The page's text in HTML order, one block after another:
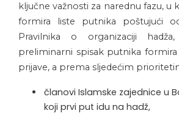
ključne važnosti za narednu fazu, u
formira liste putnika poštujući
Pravilnika o organizaciji
preliminarni spisak putnika
prijave, a prema sljedećim
članovi Islamske zajednice u
koji prvi put idu na hadž,